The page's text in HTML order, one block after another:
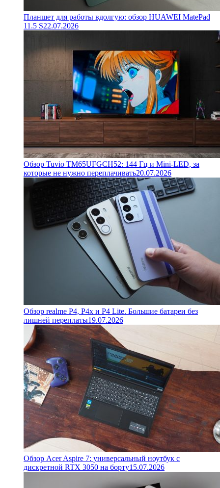
Планшет для работы вдолгую: обзор HUAWEI MatePad
11.5 S22.07.2026
Обзор Tuvio TM65UFGCH52: 144 Гц и Mini-LED, за
которые не нужно переплачивать20.07.2026
Обзор realme P4, P4x и P4 Lite. Большие батареи без
лишней переплаты19.07.2026
Обзор Acer Aspire 7: универсальный ноутбук с
дискретной RTX 3050 на борту15.07.2026